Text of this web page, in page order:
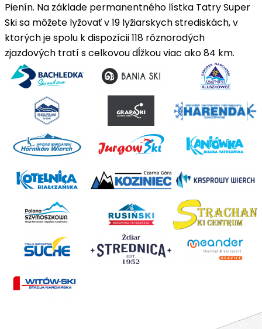
Pienín. Na základe permanentného lístka Tatry Super
Ski sa môžete lyžovať v19 lyžiarskych strediskách, v
ktorých je spolu k dispozícii118 rôznorodých
zjazdových tratís celkovou dĺžkou viac ako 84 km.